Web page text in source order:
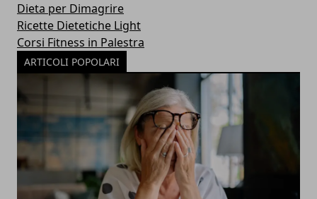
Dieta per Dimagrire
Ricette Dietetiche Light
Corsi Fitness in Palestra
ARTICOLI POPOLARI